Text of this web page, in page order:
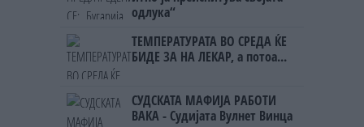
одлука“
ТЕМПЕРАТУРАТА ВО СРЕДА ЌЕ
БИДЕ ЗА НА ЛЕКАР, а потоа...
СУДСКАТА МАФИЈА РАБОТИ
ВАКА - Судијата Вулнет Винца